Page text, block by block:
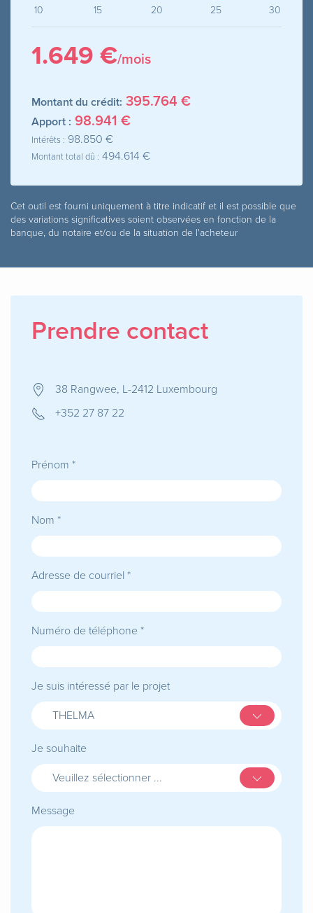
10 15 20 25 30
1.649 €/mois
Montant du crédit: 395.764 €
Apport : 98.941 €
Intérêts : 98.850 €
Montant total dû : 494.614 €
Cet outil est fourni uniquement à titre indicatif et il est possible que
des variations significatives soient observées en fonction de la
banque, du notaire et/ou de la situation de l'acheteur
Prendre contact
38 Rangwee, L-2412 Luxembourg
+352 27 87 22
Prénom *
Nom *
Adresse de courriel *
Numéro de téléphone *
Je suis intéressé par le projet
THELMA
Je souhaite
Veuillez sélectionner ...
Message